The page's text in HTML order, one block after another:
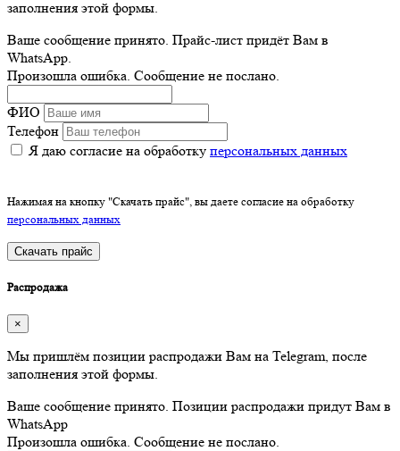
заполнения этой формы.
Ваше сообщение принято. Прайс-лист придёт Вам в
WhatsApp.
Произошла ошибка. Сообщение не послано.
ФИО
Телефон
Я даю согласие на обработку персональных данных
Нажимая на кнопку "Скачать прайс", вы даете согласие на обработку
персональных данных
Скачать прайс
Распродажа
×
Мы пришлём позиции распродажи Вам на Telegram, после
заполнения этой формы.
Ваше сообщение принято. Позиции распродажи придут Вам в
WhatsApp
Произошла ошибка. Сообщение не послано.